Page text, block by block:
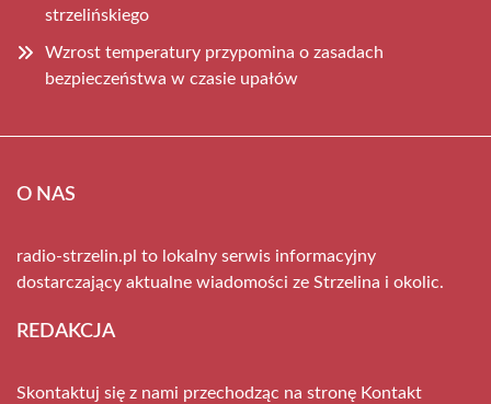
strzelińskiego
Wzrost temperatury przypomina o zasadach
bezpieczeństwa w czasie upałów
O NAS
radio-strzelin.pl to lokalny serwis informacyjny
dostarczający aktualne wiadomości ze Strzelina i okolic.
REDAKCJA
Skontaktuj się z nami przechodząc na stronę Kontakt